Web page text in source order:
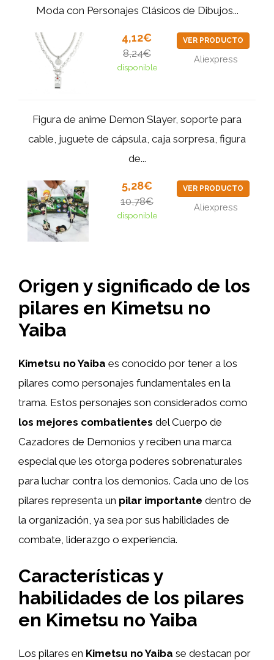
Moda con Personajes Clásicos de Dibujos...
4,12€
8,24€
disponible
VER PRODUCTO
Aliexpress
Figura de anime Demon Slayer, soporte para
cable, juguete de cápsula, caja sorpresa, figura
de...
5,28€
10,78€
disponible
VER PRODUCTO
Aliexpress
Origen y significado de los
pilares en Kimetsu no
Yaiba
Kimetsu no Yaiba es conocido por tener a los
pilares como personajes fundamentales en la
trama. Estos personajes son considerados como
los mejores combatientes del Cuerpo de
Cazadores de Demonios y reciben una marca
especial que les otorga poderes sobrenaturales
para luchar contra los demonios. Cada uno de los
pilares representa un pilar importante dentro de
la organización, ya sea por sus habilidades de
combate, liderazgo o experiencia.
Características y
habilidades de los pilares
en Kimetsu no Yaiba
Los pilares en Kimetsu no Yaiba se destacan por